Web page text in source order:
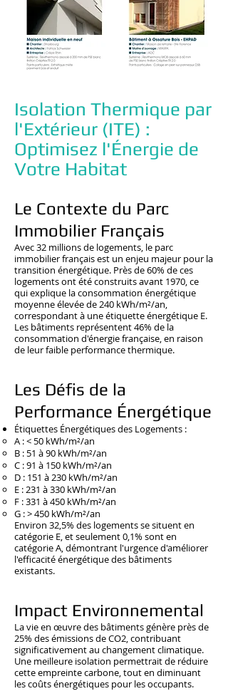
Isolation Thermique par
l'Extérieur (ITE) :
Optimisez l'Énergie de
Votre Habitat
Le Contexte du Parc
Immobilier Français
Avec 32 millions de logements, le parc
immobilier français est un enjeu majeur pour la
transition énergétique. Près de 60% de ces
logements ont été construits avant 1970, ce
qui explique la consommation énergétique
moyenne élevée de 240 kWh/m²/an,
correspondant à une étiquette énergétique E.
Les bâtiments représentent 46% de la
consommation d'énergie française, en raison
de leur faible performance thermique.
Les Défis de la
Performance Énergétique
Étiquettes Énergétiques des Logements :
A : < 50 kWh/m²/an
B : 51 à 90 kWh/m²/an
C : 91 à 150 kWh/m²/an
D : 151 à 230 kWh/m²/an
E : 231 à 330 kWh/m²/an
F : 331 à 450 kWh/m²/an
G : > 450 kWh/m²/an
Environ 32,5% des logements se situent en
catégorie E, et seulement 0,1% sont en
catégorie A, démontrant l'urgence d'améliorer
l'efficacité énergétique des bâtiments
existants.
Impact Environnemental
La vie en œuvre des bâtiments génère près de
25% des émissions de CO2, contribuant
significativement au changement climatique.
Une meilleure isolation permettrait de réduire
cette empreinte carbone, tout en diminuant
les coûts énergétiques pour les occupants.